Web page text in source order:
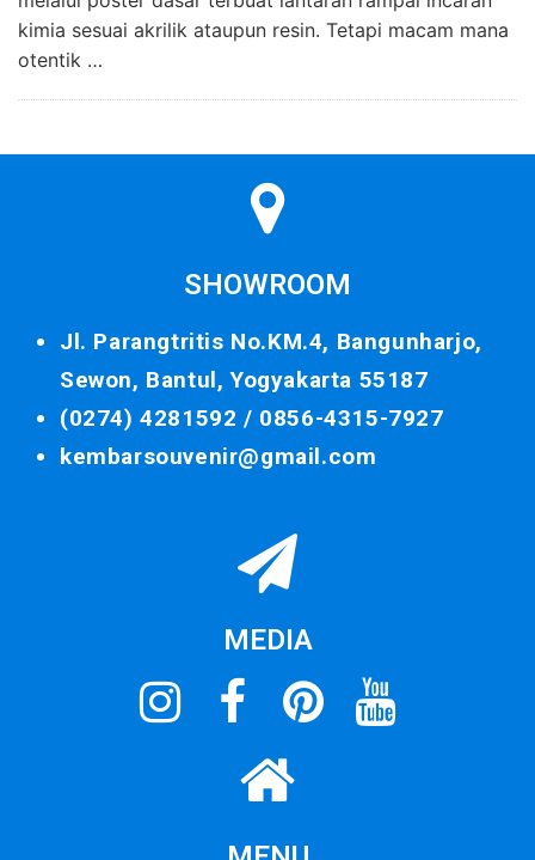
kimia sesuai akrilik ataupun resin. Tetapi macam mana
otentik …
SHOWROOM
Jl. Parangtritis No.KM.4, Bangunharjo,
Sewon, Bantul, Yogyakarta 55187
(0274) 4281592 / 0856-4315-7927
kembarsouvenir@gmail.com
MEDIA